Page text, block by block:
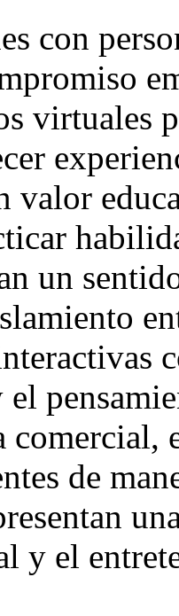
con
virtuales
valor
un
comercial,
de
y el